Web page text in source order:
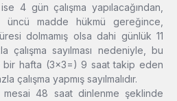
4 gün çalışma yapılacağından,
üncü madde hükmü gereğince,
dolmamış olsa dahi günlük 11
çalışma sayılması nedeniyle, bu
bir hafta (3×3=) 9 saat takip eden
çalışma yapmış sayılmalıdır.
mesai 48 saat dinlenme şeklinde